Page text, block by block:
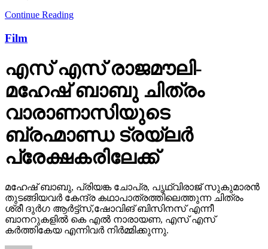
Continue Reading
Film
എസ് എസ് രാജമൗലി-
മഹേഷ് ബാബു ചിത്രം
വാരാണാസിയുടെ
ബ്രഹ്മാണ്ഡ ട്രയ്ലർ
പ്രേക്ഷകരിലേക്ക്
മഹേഷ് ബാബു, പ്രിയങ്ക ചോപ്ര, പൃഥ്വിരാജ് സുകുമാരൻ
തുടങ്ങിയവർ കേന്ദ്ര കഥാപാത്രത്തിലെത്തുന്ന ചിത്രം
ശ്രീ ദുർഗ ആർട്ട്സ്,ഷോവിങ് ബിസിനസ് എന്നീ
ബാനറുകളിൽ കെ എൽ നാരായണ, എസ് എസ്
കർത്തികേയ എന്നിവർ നിർമ്മിക്കുന്നു.